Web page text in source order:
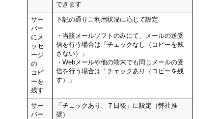
できます
サー
バー
にメ
ッセ
ージ
の
コピ
ーを
残す
下記の通りご利用状況に応じて設定
・当該メールソフトのみにて、メールの送受
信を行う場合は「チェックなし（コピーを残
さない）」
・Webメールや他の端末でも同じメールの受
信を行う場合は「チェックあり（コピーを残
す）」
サー
バー
「チェックあり、７日後」に設定（弊社推
奨）